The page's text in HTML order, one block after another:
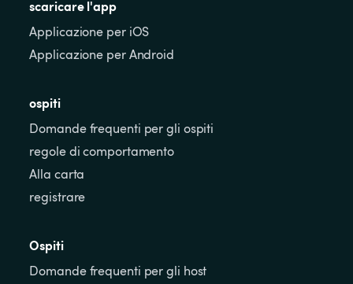
scaricare l'app
Applicazione per iOS
Applicazione per Android
ospiti
Domande frequenti per gli ospiti
regole di comportamento
Alla carta
registrare
Ospiti
Domande frequenti per gli host